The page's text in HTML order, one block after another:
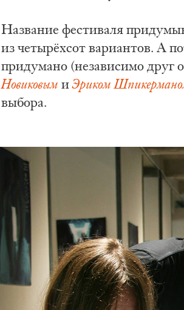
Название фестиваля
из четырёхсот вариантов. А
придумано (независимо
Новиковым иЭриком
выбора.